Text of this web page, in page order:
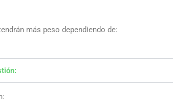
más peso dependiendo de: